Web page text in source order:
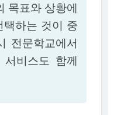
목표와 상황에
택하는 것이 중
전문학교에서
비스도 함께